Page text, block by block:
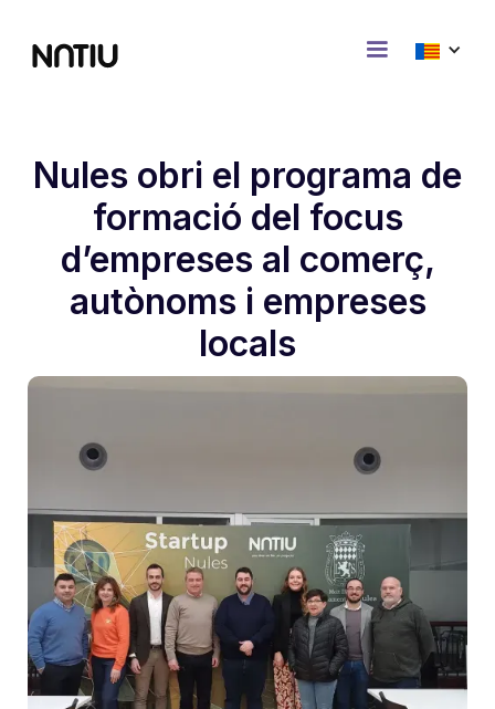
Nules obri el programa de
formació del focus
d’empreses al comerç,
autònoms i empreses
locals